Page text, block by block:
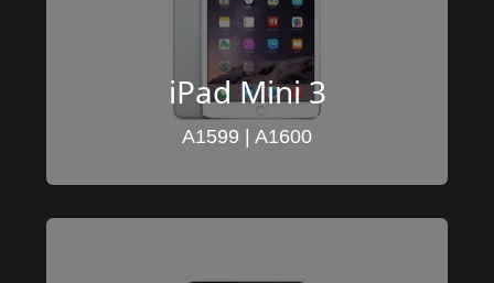
iPad Mini 3
A1599 | A1600